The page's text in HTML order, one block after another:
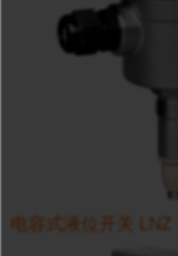
电容式液位开关 LNZ